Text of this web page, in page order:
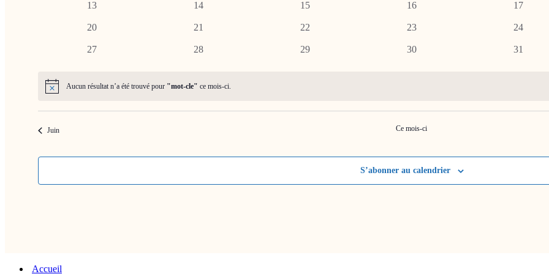
013
014
015
016
017
0
20
0
21
0
22
0
23
0
24
0
27
0
28
0
29
0
30
0
31
Notice Aucun résultat n’a été trouvé pour "mot-cle" ce mois-ci.
Juin Ce mois-ci
S’abonner au calendrier
Accueil